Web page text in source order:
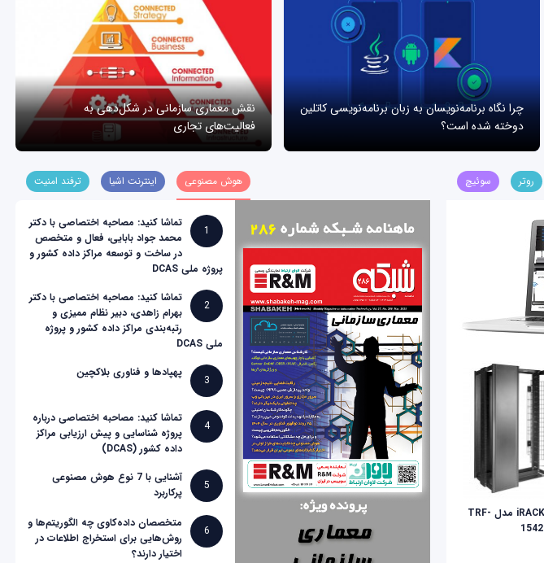
چرا نگاه برنامه‌نویسان به زبان برنامه‌نویسی کاتلین
دوخته شده است؟
نقش معماری سازمانی در شکل‌دهی به
فعالیت‌های تجاری
روتر سوئیچ
رک ایستاده iRACK مدل TRF-
1542
هوش مصنوعی اینترنت اشیا ترفند امنیت
1
تماشا کنید: مصاحبه اختصاصی با دکتر
محمد جواد بابایی، فعال و متخصص
در ساخت و توسعه مراکز داده کشور و
پروژه ملی DCAS
2
تماشا کنید: مصاحبه اختصاصی با دکتر
بهرام زاهدی، دبیر نظام ممیزی و
رتبه‌بندی مراکز داده کشور و پروژه
ملی DCAS
3
پهپادها و فناوری بلاکچین
4
تماشا کنید: مصاحبه اختصاصی درباره
پروژه شناسایی و پیش ارزیابی مراکز
داده کشور (DCAS)
5
آشنایی با 7 نوع هوش مصنوعی
پرکاربرد
6
متخصصان داده‌کاوی چه الگوریتم‌ها و
روش‌هایی برای استخراج اطلاعات در
اختیار دارند؟